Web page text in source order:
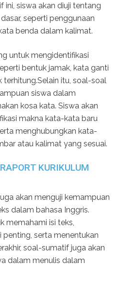
ini, siswa akan diuji tentang
seperti penggunaan
benda dalam kalimat.
untuk mengidentifikasi
bentuk jamak, kata ganti
itu, soal-soal
siswa dalam
kosa kata. Siswa akan
makna kata-kata baru
menghubungkan kata-
atau kalimat yang sesuai.
KURIKULUM
akan menguji kemampuan
dalam bahasa Inggris.
memahami isi teks,
serta menentukan
soal-sumatif juga akan
dalam menulis dalam